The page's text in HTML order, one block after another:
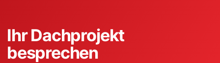
Ihr Dachprojekt
besprechen